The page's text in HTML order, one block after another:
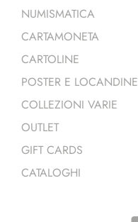
NUMISMATICA
CARTAMONETA
CARTOLINE
POSTER E LOCANDINE
COLLEZIONI VARIE
OUTLET
GIFT CARDS
CATALOGHI